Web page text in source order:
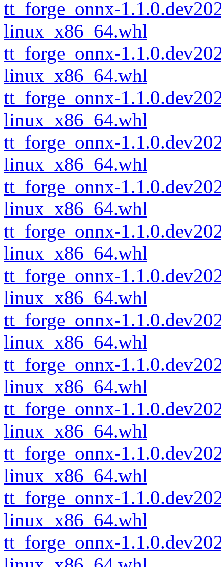
tt_forge_onnx-
linux_x86_64.whl
tt_forge_onnx-
linux_x86_64.whl
tt_forge_onnx-
linux_x86_64.whl
tt_forge_onnx-
linux_x86_64.whl
tt_forge_onnx-
linux_x86_64.whl
tt_forge_onnx-
linux_x86_64.whl
tt_forge_onnx-
linux_x86_64.whl
tt_forge_onnx-
linux_x86_64.whl
tt_forge_onnx-
linux_x86_64.whl
tt_forge_onnx-
linux_x86_64.whl
tt_forge_onnx-
linux_x86_64.whl
tt_forge_onnx-
linux_x86_64.whl
tt_forge_onnx-